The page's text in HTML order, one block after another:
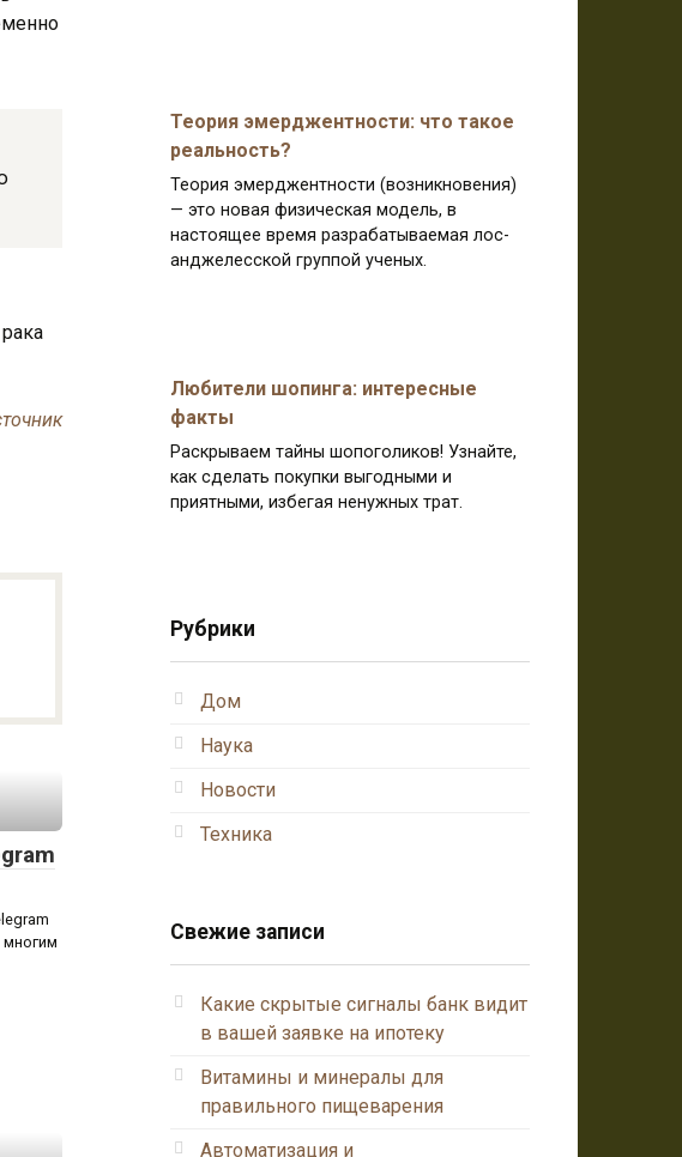
многим
Теория эмерджентности: что такое
реальность?
Теория эмерджентности (возникновения)
— это новая физическая модель, в
настоящее время разрабатываемая лос-
анджелесской группой ученых.
Любители шопинга: интересные
факты
Раскрываем тайны шопоголиков! Узнайте,
как сделать покупки выгодными и
приятными, избегая ненужных трат.
Рубрики
Дом
Наука
Новости
Техника
Свежие записи
Какие скрытые сигналы банк видит
в вашей заявке на ипотеку
Витамины и минералы для
правильного пищеварения
Автоматизация и